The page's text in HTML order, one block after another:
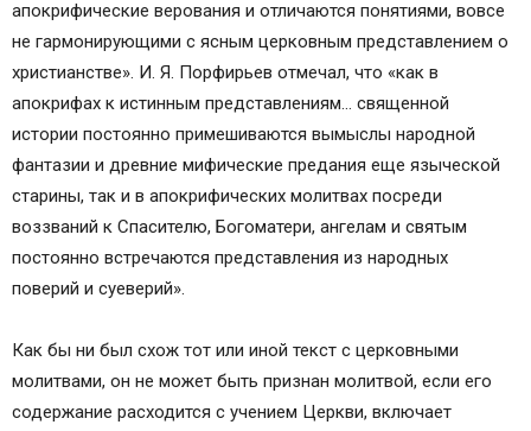
апокрифические верования и отличаются понятиями, вовсе
не гармонирующими с ясным церковным представлением о
христианстве». И. Я. Порфирьев отмечал, что «как в
апокрифах к истинным представлениям… священной
истории постоянно примешиваются вымыслы народной
фантазии и древние мифические предания еще языческой
старины, так и в апокрифических молитвах посреди
воззваний к Спасителю, Богоматери, ангелам и святым
постоянно встречаются представления из народных
поверий и суеверий».
Как бы ни был схож тот или иной текст с церковными
молитвами, он не может быть признан молитвой, если его
содержание расходится с учением Церкви, включает